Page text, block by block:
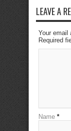
LEAVE A
Your email
Required
Name *